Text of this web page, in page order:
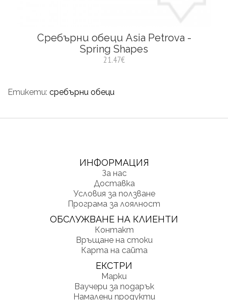
Сребърни обеци Asia Petrova -
Spring Shapes
21.47€
Етикети: сребърни обеци
ИНФОРМАЦИЯ
За нас
Доставка
Условия за ползване
Програма за лоялност
ОБСЛУЖВАНЕ НА КЛИЕНТИ
Контакт
Връщане на стоки
Карта на сайта
ЕКСТРИ
Марки
Ваучери за подарък
Намалени продукти